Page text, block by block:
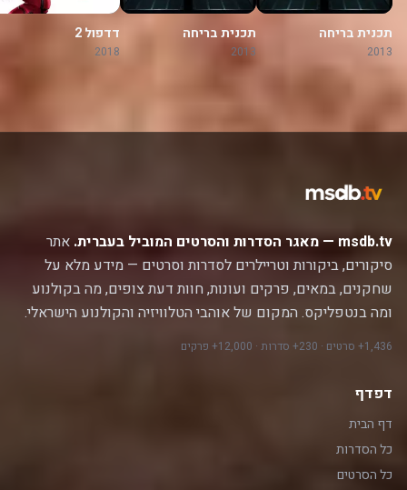
תכנית בריחה
2013
תכנית בריחה
2013
דדפול 2
2018
msdb.tv — מאגר הסדרות והסרטים המוביל בעברית.
אתר
סיקורים, ביקורות וטריילרים לסדרות וסרטים — מידע מלא על
שחקנים, במאים, פרקים ועונות, חוות דעת צופים, מה בקולנוע
ומה בנטפליקס. המקום של אוהבי הטלוויזיה והקולנוע הישראלי.
1,436+ סרטים · 230+ סדרות · 12,000+ פרקים
דפדף
דף הבית
כל הסדרות
כל הסרטים